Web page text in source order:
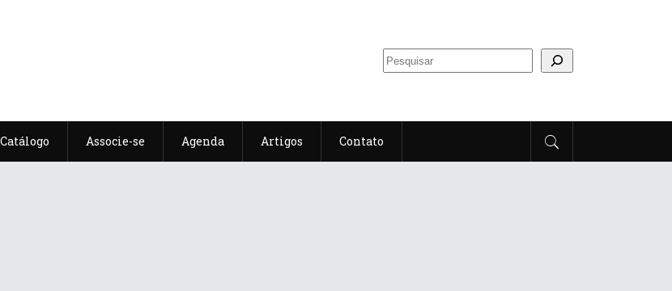
Catálogo Associe-se Agenda Artigos Contato